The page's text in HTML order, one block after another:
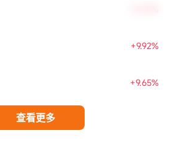
+9.92%
+9.65%
查看更多